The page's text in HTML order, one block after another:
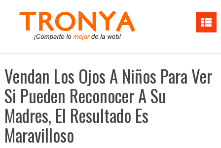
Vendan Los Ojos A Niños Para Ver
Si Pueden Reconocer A Su
Madres, El Resultado Es
Maravilloso